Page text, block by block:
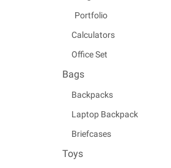
Portfolio
Calculators
Office Set
Bags
Backpacks
Laptop Backpack
Briefcases
Toys